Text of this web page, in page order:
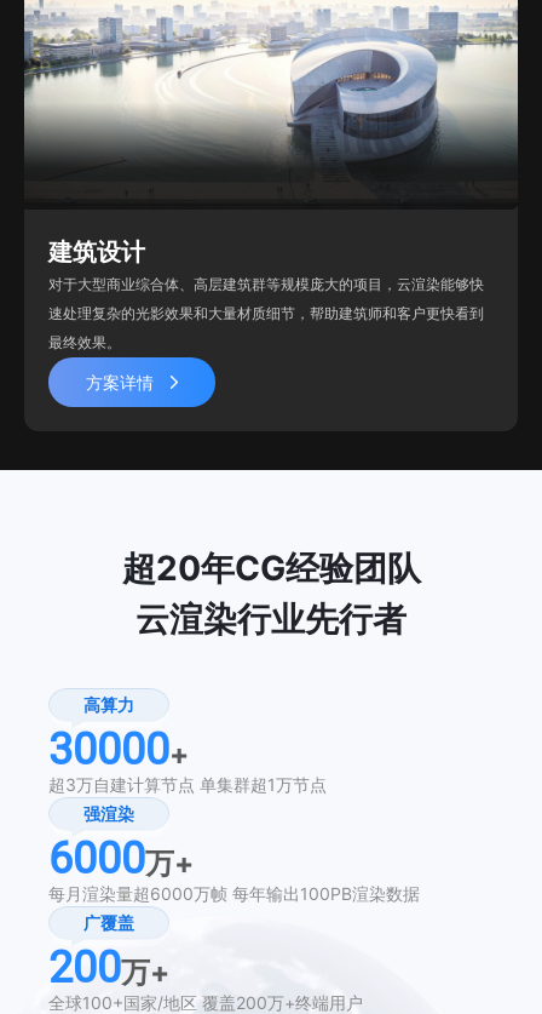
建筑设计
对于大型商业综合体、高层建筑群等规模庞大的项目，云渲染能够快
速处理复杂的光影效果和大量材质细节，帮助建筑师和客户更快看到
最终效果。
方案详情
超20年CG经验团队
云渲染行业先行者
高算力
30000+
超3万自建计算节点 单集群超1万节点
强渲染
6000万+
每月渲染量超6000万帧 每年输出100PB渲染数据
广覆盖
200万+
全球100+国家/地区 覆盖200万+终端用户